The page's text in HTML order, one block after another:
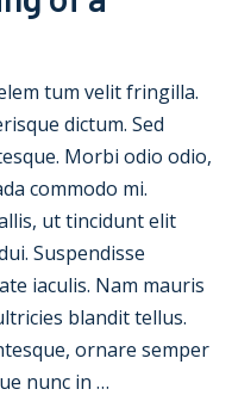
tum velit fringilla.
dictum. Sed
Morbi odio odio,
commodo mi.
ut tincidunt elit
Suspendisse
iaculis. Nam mauris
blandit tellus.
ornare semper
nunc in …